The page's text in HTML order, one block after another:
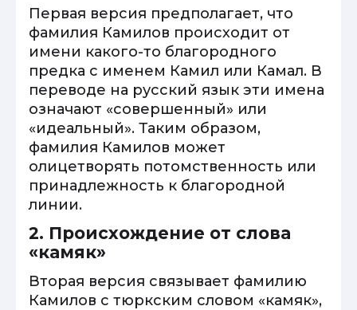
Первая версия предполагает, что
фамилия Камилов происходит от
имени какого-то благородного
предка с именем Камил или Камал. В
переводе на русский язык эти имена
означают «совершенный» или
«идеальный». Таким образом,
фамилия Камилов может
олицетворять потомственность или
принадлежность к благородной
линии.
2. Происхождение от слова
«камяк»
Вторая версия связывает фамилию
Камилов с тюркским словом «камяк»,